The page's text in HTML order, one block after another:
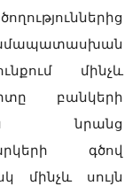
մինչև
բանկերի
նրանց
գծով
մինչև սույն